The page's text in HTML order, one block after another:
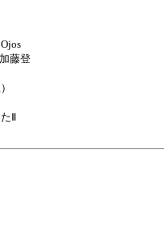
藤登
Ⅱ